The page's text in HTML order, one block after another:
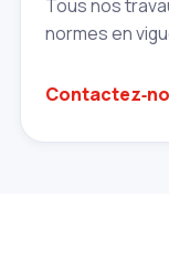
Tous nos
normes en